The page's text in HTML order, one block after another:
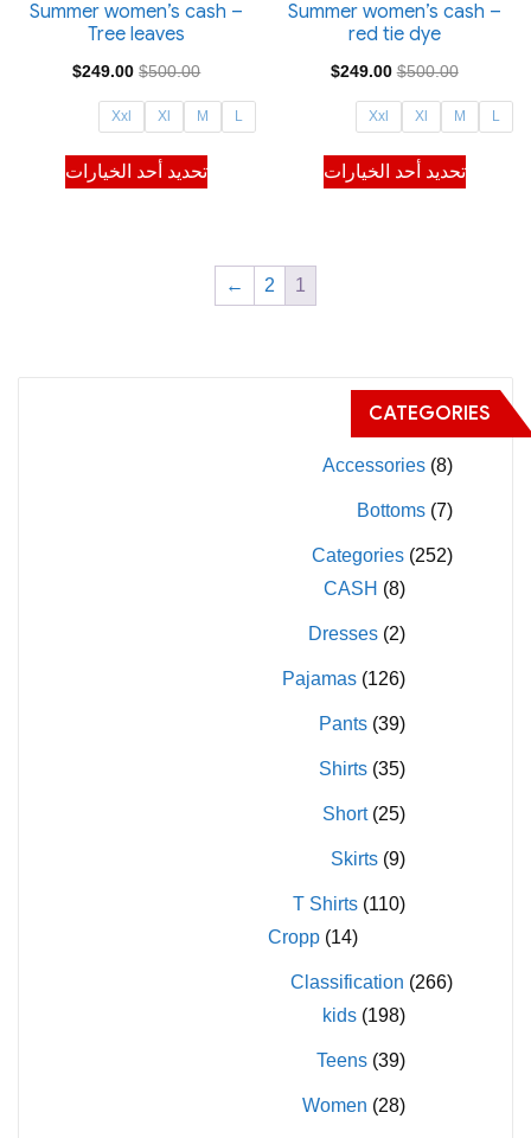
صفحة
صفحة
Summer women’s cash –
red tie dye
$500.00
السعر
الأصلي
هو:
$249.00 السعر
$249.00.
L
M
Xl
Xxl
تحديد أحد الخيارات
هناك
العديد
المختلفة
المنتج
Summer women’s cash –
Tree leaves
$500.00
السعر
الأصلي
هو:
$249.00 السعر
$249.00.
L
M
Xl
Xxl
تحديد أحد الخيارات
هناك
العديد
1
2
←
CATEGORIES
Accessories (8)
Bottoms (7)
Categories (252)
CASH (8)
Dresses (2)
Pajamas (126)
Pants (39)
Shirts (35)
Short (25)
Skirts (9)
T Shirts (110)
Cropp (14)
Classification (266)
kids (198)
Teens (39)
Women (28)